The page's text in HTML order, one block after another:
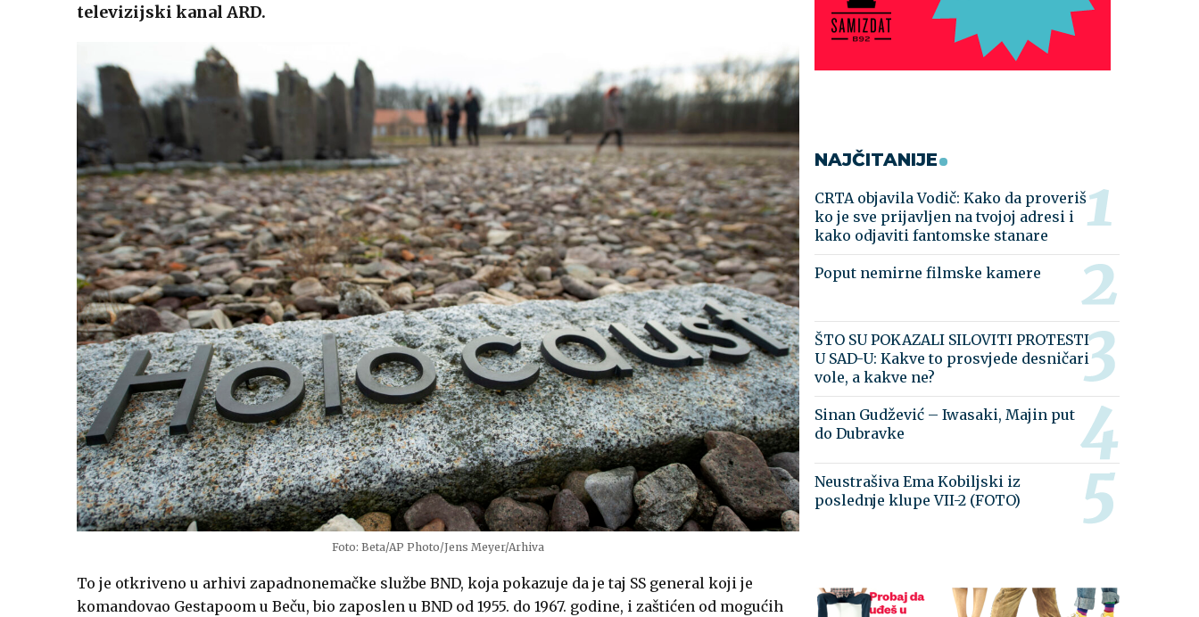
televizijski kanal ARD.
Foto: Beta/AP Photo/Jens Meyer/Arhiva
To je otkriveno u arhivi zapadnonemačke službe BND, koja pokazuje da je taj SS general koji je
komandovao Gestapoom u Beču, bio zaposlen u BND od 1955. do 1967. godine, i zaštićen od mogućih
NAJČITANIJE
CRTA objavila Vodič: Kako da proveriš
ko je sve prijavljen na tvojoj adresi i
kako odjaviti fantomske stanare
Poput nemirne filmske kamere
ŠTO SU POKAZALI SILOVITI PROTESTI
U SAD-U: Kakve to prosvjede desničari
vole, a kakve ne?
Sinan Gudžević – Iwasaki, Majin put
do Dubravke
Neustrašiva Ema Kobiljski iz
poslednje klupe VII-2 (FOTO)